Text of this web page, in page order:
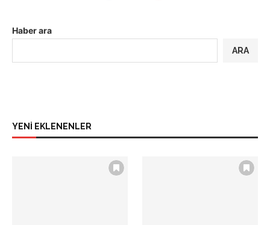
Haber ara
ARA
YENİ EKLENENLER